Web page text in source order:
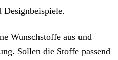
Wunschstoffe aus und
Sollen die Stoffe passend